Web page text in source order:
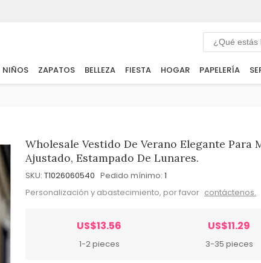
NIÑOS ZAPATOS BELLEZA FIESTA HOGAR PAPELERÍA
Wholesale Vestido De Verano Elegante Para
Ajustado, Estampado De Lunares.
SKU: T1026060540 Pedido mínimo: 1
Personalización y abastecimiento, por favor contáctenos.
US$13.56
1-2 pieces
US$11.29
3-35 pieces